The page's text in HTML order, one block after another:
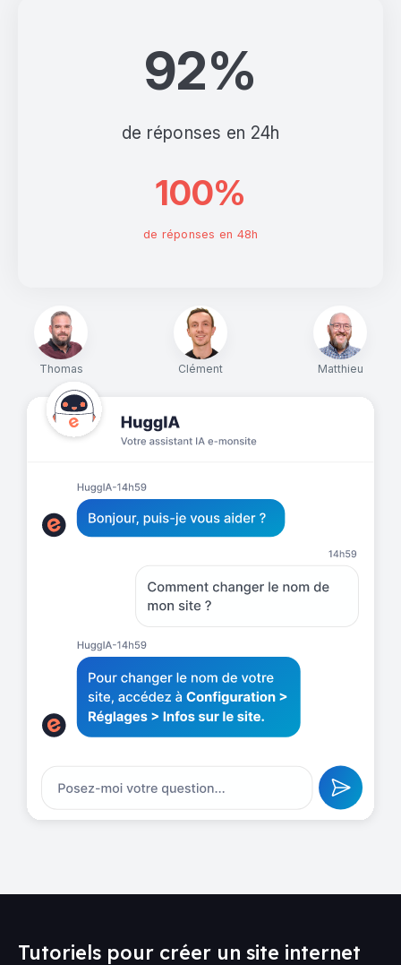
Thomas Clément Matthieu
92%
de réponses en 24h
100%
de réponses en 48h
Tutoriels pour créer un site internet